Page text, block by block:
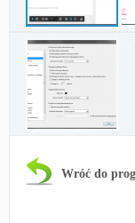
Wróć do